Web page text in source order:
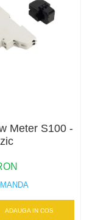
Meter S100 -
ADAUGA IN COS